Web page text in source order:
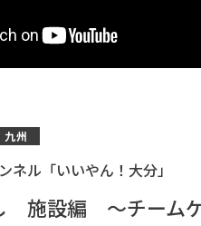
九州
ネル「いいやん！大分」
施設編 ～チーム